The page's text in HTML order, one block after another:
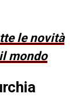
le novità
mondo